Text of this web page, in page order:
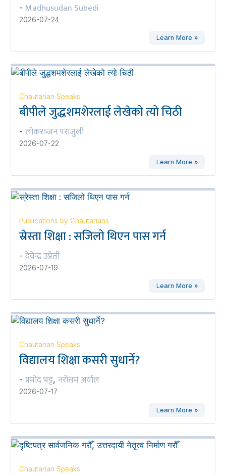
- Madhusudan Subedi
2026-07-24
Learn More »
Chautarian Speaks
बीपीले जुद्धशमशेरलाई लेखेको त्यो चिठी
- लोकरञ्‍जन पराजुली
2026-07-22
Learn More »
Publications by Chautarians
स्रेस्ता शिक्षा : सजिलो थिएन पास गर्न
- देवेन्द्र उप्रेती
2026-07-19
Learn More »
Chautarian Speaks
विद्यालय शिक्षा कसरी सुधार्ने?
- प्रमोद भट्ट, नरोत्तम अर्याल
2026-07-17
Learn More »
Chautarian Speaks